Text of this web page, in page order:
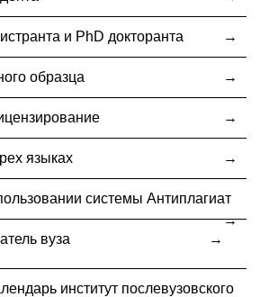
и PhD докторанта
образца
языках
системы Антиплагиат
вуза
институт послевузовского